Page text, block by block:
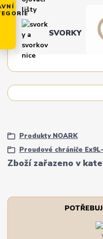
SVORKY
Zboží zařazeno v
Produkty NOARK
Proudové chrániče